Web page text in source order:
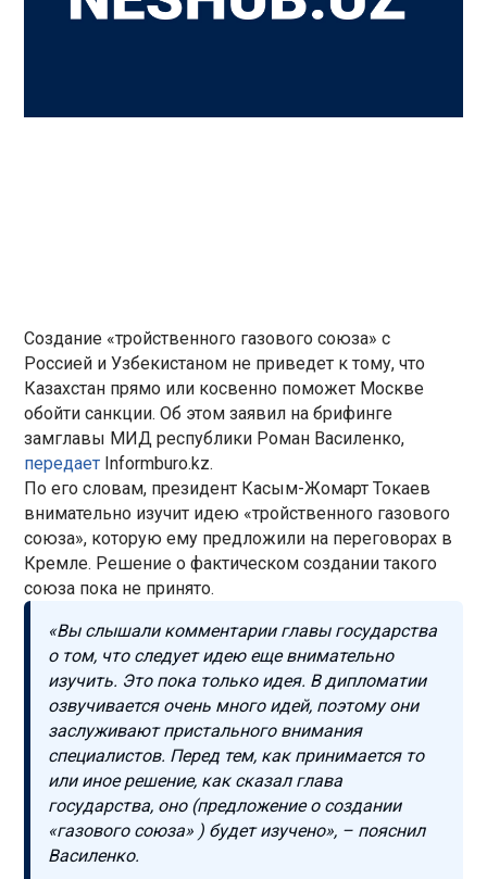
Создание «тройственного газового союза» с
Россией и Узбекистаном не приведет к тому, что
Казахстан прямо или косвенно поможет Москве
обойти санкции. Об этом заявил на брифинге
замглавы МИД республики Роман Василенко,
передает Informburo.kz.
По его словам, президент Касым-Жомарт Токаев
внимательно изучит идею «тройственного газового
союза», которую ему предложили на переговорах в
Кремле. Решение о фактическом создании такого
союза пока не принято.
«Вы слышали комментарии главы государства
о том, что следует идею еще внимательно
изучить. Это пока только идея. В дипломатии
озвучивается очень много идей, поэтому они
заслуживают пристального внимания
специалистов. Перед тем, как принимается то
или иное решение, как сказал глава
государства, оно (предложение о создании
«газового союза» ) будет изучено», – пояснил
Василенко.